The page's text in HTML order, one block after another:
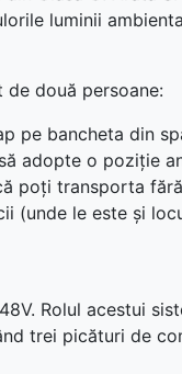
luminii
de două persoane:
pe bancheta din
adopte o poziție
poți transporta
(unde le este și
Rolul acestui
trei picături de